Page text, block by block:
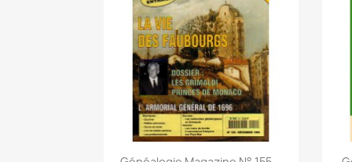
Snel bekijken